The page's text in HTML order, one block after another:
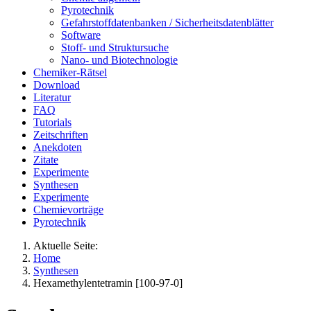
Pyrotechnik
Gefahrstoffdatenbanken / Sicherheitsdatenblätter
Software
Stoff- und Struktursuche
Nano- und Biotechnologie
Chemiker-Rätsel
Download
Literatur
FAQ
Tutorials
Zeitschriften
Anekdoten
Zitate
Experimente
Synthesen
Experimente
Chemievorträge
Pyrotechnik
Aktuelle Seite:
Home
Synthesen
Hexamethylentetramin [100-97-0]